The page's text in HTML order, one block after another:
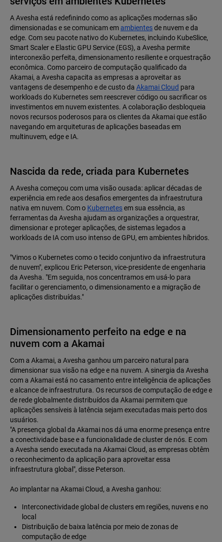
A Avesha está redefinindo como as aplicações modernas são
dimensionadas e se comunicam emambientesde nuvem e da
edge. Com seu pacote nativo do Kubernetes, incluindo KubeSlice,
Smart Scaler e Elastic GPU Service (EGS), a Avesha permite
interconexão perfeita, dimensionamento resiliente e orquestração
econômica. Como parceiro de computação qualificado da
Akamai, a Avesha capacita as empresas a aproveitar as
vantagens de desempenho e de custo da Akamai Cloud para
workloads do Kubernetes sem reescrever código ou sacrificar os
investimentos em nuvem existentes. A colaboração desbloqueia
novos recursos poderosos para os clientes da Akamai que estão
navegando em arquiteturas de aplicações baseadas em
multinuvem, edge e IA.
Nascida da rede, criada para Kubernetes
A Avesha começou com uma visão ousada: aplicar décadas de
experiência em rede aos desafios emergentes da infraestrutura
nativa em nuvem. Com o Kubernetesem sua essência, as
ferramentas da Avesha ajudam as organizações a orquestrar,
dimensionar e proteger aplicações, de sistemas legados a
workloads de IA com uso intenso de GPU, em ambientes híbridos.
"Vimos o Kubernetes como o tecido conjuntivo da infraestrutura
de nuvem", explicou Eric Peterson, vice-presidente de engenharia
da Avesha. "Em seguida, nos concentramos em usá-lo para
facilitar o gerenciamento, o dimensionamento e a migração de
aplicações distribuídas."
Dimensionamento perfeito na edge e na
nuvem com a Akamai
Com a Akamai, a Avesha ganhou um parceiro natural para
dimensionar sua visão na edge e na nuvem. A sinergia da Avesha
com a Akamai está no casamento entre inteligência de aplicações
e alcance de infraestrutura. Os recursos de computação de edge e
de rede globalmente distribuídos da Akamai permitem que
aplicações sensíveis à latência sejam executadas mais perto dos
usuários.
"A presença global da Akamai nos dá uma enorme presença entre
a conectividade base e a funcionalidade de cluster de nós. E com
a Avesha sendo executada na Akamai Cloud, as empresas obtêm
o reconhecimento da aplicação para aproveitar essa
infraestrutura global", disse Peterson.
Ao implantar na Akamai Cloud, a Avesha ganhou:
Interconectividade global de clusters em regiões, nuvens e no
local
Distribuição de baixa latência por meio de zonas de
computação de edge